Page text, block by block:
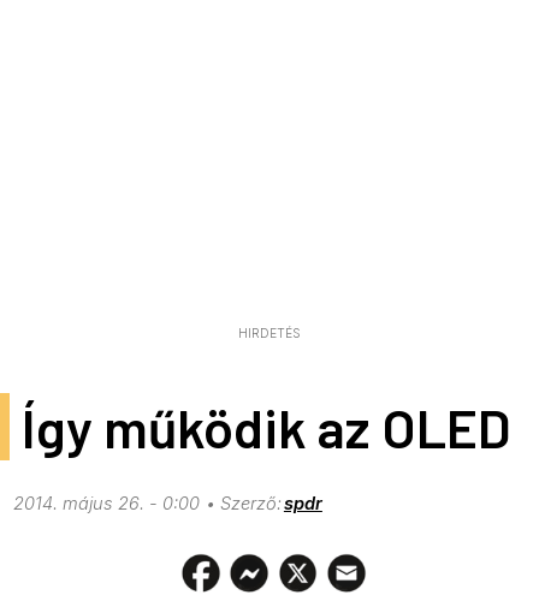
HIRDETÉS
Így működik az OLED
2014. május 26. - 0:00 spdr